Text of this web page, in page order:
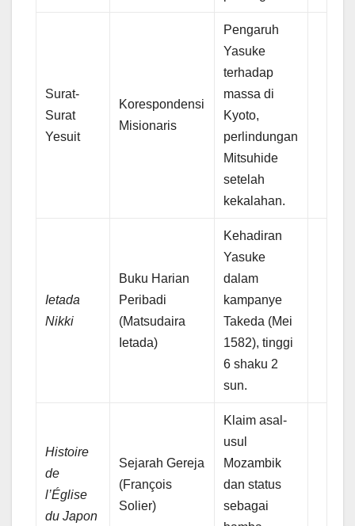
Surat-
Surat
Yesuit
Korespondensi
Misionaris
Pengaruh
Yasuke
terhadap
massa di
Kyoto,
perlindungan
Mitsuhide
setelah
kekalahan.
Ietada
Nikki
Buku Harian
Peribadi
(Matsudaira
Ietada)
Kehadiran
Yasuke
dalam
kampanye
Takeda (Mei
1582), tinggi
6 shaku 2
sun.
Histoire
de
l’Église
du Japon
Sejarah Gereja
(François
Solier)
Klaim asal-
usul
Mozambik
dan status
sebagai